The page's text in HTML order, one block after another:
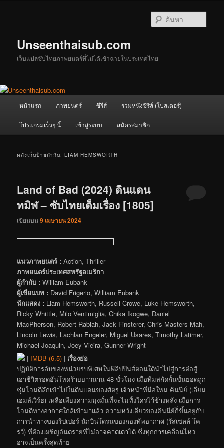
Unseenthaisub.com
เว็บแปลซับไทยภาพยนตร์ที่ไม่ได้เข้าฉายในประเทศไทย
หน้าแรก ภาพยนตร์ ซีรีส์ รวมหนังซีรีส์ (โปสเตอร์)
โปรแกรมเร็วๆ นี้ เข้าสู่ระบบ สมัครสมาชิก
คลังเก็บป้ายกำกับ:LIAM HEMSWORTH
Land of Bad (2024) ดินแดน
ทมิฬ – ซับไทยเต็มเรื่อง [1805]
เขียนบน9 เมษายน 2024
แนวภาพยนตร์ : Action, Thriller
ภาพยนตร์ประเทศสหรัฐอเมริกา
ผู้กำกับ : William Eubank
ผู้เขียนบท : David Frigerio, William Eubank
นักแสดง : Liam Hemsworth, Russell Crowe, Luke Hemsworth,
Ricky Whittle, Milo Ventimiglia, Chika Ikogwe, Daniel
MacPherson, Robert Rabiah, Jack Finsterer, Chris Masters Mah,
Lincoln Lewis, Lachlan Engeler, Miguel Usares, Timothy Latimer,
Michael Joaquin, Joey Vieira, Gunner Wright
| IMDB (6.5) | เรื่องย่อ
ปฏิบัติการลับของหน่วยรบพิเศษในฟิลิปปินส์ตอนใต้นำไปสู่การต่อสู้
เอาชีวิตรอดอันโหดร้ายยาวนาน 48 ชั่วโมง เมื่อทีมสกัดกั้นชั้นยอดถูก
ซุ่มโจมตีลึกเข้าไปในดินแดนของศัตรู เจ้าหน้าที่มือใหม่ คินนีย์ (เลียม
เฮมส์เวิร์ธ) เหลือเพียงความมุ่งมั่นที่จะไม่ทิ้งใครไว้ข้างหลัง เมื่อการ
โจมตีทางอากาศใกล้เข้ามาแล้ว ความหวังเดียวของคินนีย์ก็ขึ้นอยู่กับ
การนำทางของรีปเปอร์ นักบินโดรนของกองทัพอากาศ (รัสเซลล์ โค
รว์) ที่ต้องเผชิญอันตรายที่ไม่อาจคาดเดาได้ ซึ่งทุกการเคลื่อนไหว
อาจเป็นครั้งสุดท้าย